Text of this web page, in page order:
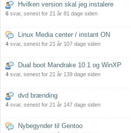
Hvilken version skal jeg instalere
6 svar, senest for 21 år 81 dage siden
Linux Media center / instant ON
4 svar, senest for 21 år 107 dage siden
Dual boot Mandrake 10.1 og WinXP
4 svar, senest for 21 år 139 dage siden
dvd brænding
4 svar, senest for 21 år 147 dage siden
Nybegynder til Gentoo